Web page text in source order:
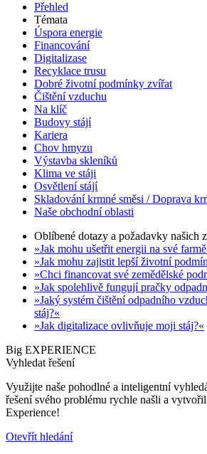
Přehled
Témata
Úspora energie
Financování
Digitalizase
Recyklace trusu
Dobré životní podmínky zvířat
Čištění vzduchu
Na klíč
Budovy stájí
Kariera
Chov hmyzu
Výstavba skleníků
Klima ve stáji
Osvětlení stájí
Skladování krmné směsi / Doprava
Naše obchodní oblasti
Oblíbené dotazy a požadavky našich
»Jak mohu ušetřit energii na své
»Jak mohu zajistit lepší životní
»Chci financovat své zemědělské
»Jak spolehlivě fungují pračky
»Jaký systém čištění odpadního
stáj?«
»Jak digitalizace ovlivňuje moji stáj?«
Big EXPERIENCE
Vyhledat řešení
Využijte naše pohodlné a inteligentní
řešení svého problému rychle našli a
Experience!
Otevřít hledání